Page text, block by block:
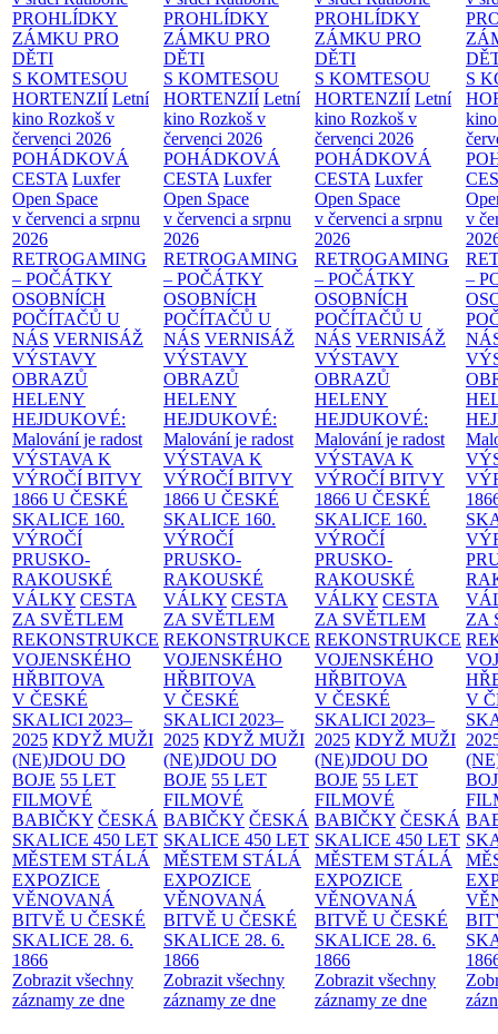
PROHLÍDKY
ZÁMKU PRO
DĚTI
S KOMTESOU
HORTENZIÍ Letní
kino Rozkoš v
červenci 2026
POHÁDKOVÁ
CESTA Luxfer
Open Space
v červenci a srpnu
2026
RETROGAMING
– POČÁTKY
OSOBNÍCH
POČÍTAČŮ U
NÁS VERNISÁŽ
VÝSTAVY
OBRAZŮ
HELENY
HEJDUKOVÉ:
Malování je radost
VÝSTAVA K
VÝROČÍ BITVY
1866 U ČESKÉ
SKALICE 160.
VÝROČÍ
PRUSKO-
RAKOUSKÉ
VÁLKY CESTA
ZA SVĚTLEM
REKONSTRUKCE
VOJENSKÉHO
HŘBITOVA
V ČESKÉ
SKALICI 2023–
2025 KDYŽ MUŽI
(NE)JDOU DO
BOJE 55 LET
FILMOVÉ
BABIČKY ČESKÁ
SKALICE 450 LET
MĚSTEM STÁLÁ
EXPOZICE
VĚNOVANÁ
BITVĚ U ČESKÉ
SKALICE 28. 6.
1866
Zobrazit všechny
záznamy ze dne
PROHLÍDKY
ZÁMKU PRO
DĚTI
S KOMTESOU
HORTENZIÍ Letní
kino Rozkoš v
červenci 2026
POHÁDKOVÁ
CESTA Luxfer
Open Space
v červenci a srpnu
2026
RETROGAMING
– POČÁTKY
OSOBNÍCH
POČÍTAČŮ U
NÁS VERNISÁŽ
VÝSTAVY
OBRAZŮ
HELENY
HEJDUKOVÉ:
Malování je radost
VÝSTAVA K
VÝROČÍ BITVY
1866 U ČESKÉ
SKALICE 160.
VÝROČÍ
PRUSKO-
RAKOUSKÉ
VÁLKY CESTA
ZA SVĚTLEM
REKONSTRUKCE
VOJENSKÉHO
HŘBITOVA
V ČESKÉ
SKALICI 2023–
2025 KDYŽ MUŽI
(NE)JDOU DO
BOJE 55 LET
FILMOVÉ
BABIČKY ČESKÁ
SKALICE 450 LET
MĚSTEM STÁLÁ
EXPOZICE
VĚNOVANÁ
BITVĚ U ČESKÉ
SKALICE 28. 6.
1866
Zobrazit všechny
záznamy ze dne
PROHLÍDKY
ZÁMKU PRO
DĚTI
S KOMTESOU
HORTENZIÍ Letní
kino Rozkoš v
červenci 2026
POHÁDKOVÁ
CESTA Luxfer
Open Space
v červenci a srpnu
2026
RETROGAMING
– POČÁTKY
OSOBNÍCH
POČÍTAČŮ U
NÁS VERNISÁŽ
VÝSTAVY
OBRAZŮ
HELENY
HEJDUKOVÉ:
Malování je radost
VÝSTAVA K
VÝROČÍ BITVY
1866 U ČESKÉ
SKALICE 160.
VÝROČÍ
PRUSKO-
RAKOUSKÉ
VÁLKY CESTA
ZA SVĚTLEM
REKONSTRUKCE
VOJENSKÉHO
HŘBITOVA
V ČESKÉ
SKALICI 2023–
2025 KDYŽ MUŽI
(NE)JDOU DO
BOJE 55 LET
FILMOVÉ
BABIČKY ČESKÁ
SKALICE 450 LET
MĚSTEM STÁLÁ
EXPOZICE
VĚNOVANÁ
BITVĚ U ČESKÉ
SKALICE 28. 6.
1866
Zobrazit všechny
záznamy ze dne
S
v
–
ZA
V